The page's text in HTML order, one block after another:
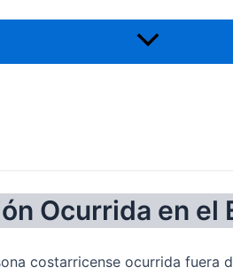
Alternar
Ocurrida en el
costarricense ocurrida fuera